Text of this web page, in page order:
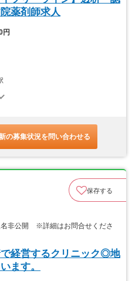
薬剤師求人
円
の募集状況を問い合わせる
保存する
名非公開 ※詳細はお問合せくださ
で経営するクリニック◎地
ます。